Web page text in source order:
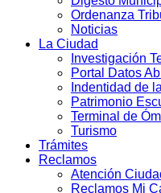
Ordenanza
Noticias
La Ciudad
Investigación
Portal Datos
Indentidad de
Patrimonio
Terminal de
Turismo
Trámites
Reclamos
Atención
Reclamos Mi